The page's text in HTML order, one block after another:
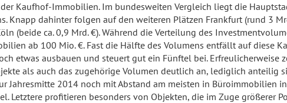
Kaufhof-Immobilien. Im bundesweiten Vergleich liegt die
Knapp dahinter folgen auf den weiteren Plätzen Frankfurt (rund 3
(beide ca. 0,9 Mrd. €). Während die Verteilung des
ab 100 Mio. €. Fast die Hälfte des Volumens entfällt auf diese
etwas ausbauen und steuert gut ein Fünftel bei. Erfreulicherweise
als auch das zugehörige Volumen deutlich an, lediglich anteilig
Jahresmitte 2014 noch mit Abstand am meisten in Büroimmobilien
Letztere profitieren besonders von Objekten, die im Zuge größerer